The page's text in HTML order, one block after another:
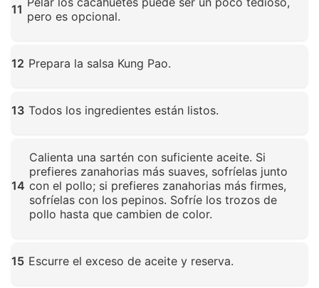
11 pero es opcional.
12 Prepara la salsa Kung Pao.
13 Todos los ingredientes están listos.
14
Calienta una sartén con suficiente aceite. Si
prefieres zanahorias más suaves, sofríelas junto
con el pollo; si prefieres zanahorias más firmes,
sofríelas con los pepinos. Sofríe los trozos de
pollo hasta que cambien de color.
15 Escurre el exceso de aceite y reserva.